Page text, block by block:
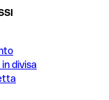
divisa